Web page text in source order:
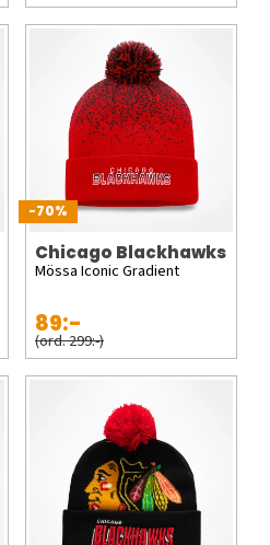
-70%
Chicago Blackhawks
Mössa Iconic Gradient
89:-
(ord. 299:-)